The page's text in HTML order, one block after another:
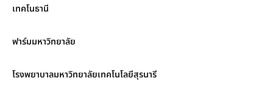
เทคโนธานี
ฟาร์มมหาวิทยาลัย
โรงพยาบาลมหาวิทยาลัยเทคโนโลยีสุรนารี